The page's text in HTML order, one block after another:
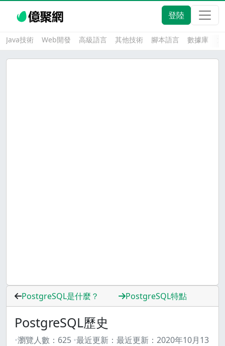
登陸
Java技術 Web開發 高級語言 其他技術 腳本語言 數據庫
PostgreSQL是什麼？ PostgreSQL特點
PostgreSQL歷史
瀏覽人數： 625 最近更新： 最近更新： 2020年10月13